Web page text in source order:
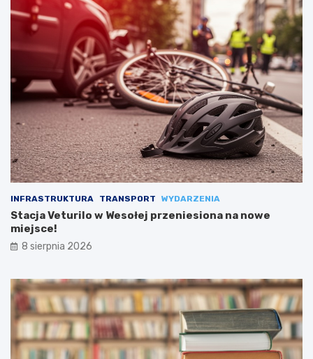
INFRASTRUKTURA TRANSPORT WYDARZENIA
Stacja Veturilo w Wesołej przeniesiona na nowe
miejsce!
8 sierpnia 2026